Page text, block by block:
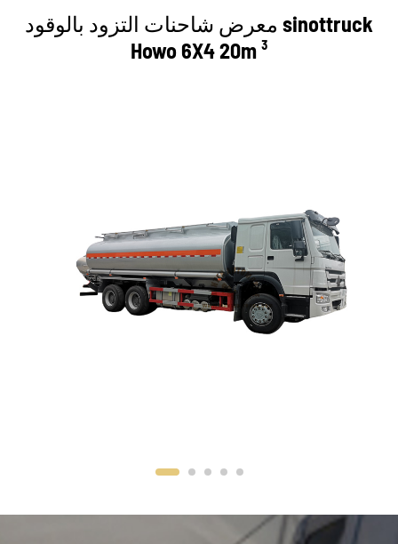
معرض شاحنات التزود بالوقود sinottruck
Howo 6X4 20m ³